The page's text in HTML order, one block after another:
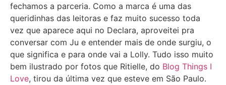
fechamos a parceria. Como a marca é uma das
queridinhas das leitoras e faz muito sucesso toda
vez que aparece aqui no Declara, aproveitei pra
conversar com Ju e entender mais de onde surgiu, o
que significa e para onde vai a Lolly. Tudo isso muito
bem ilustrado por fotos que Ritielle, do Blog Things I
Love, tirou da última vez que esteve em São Paulo.